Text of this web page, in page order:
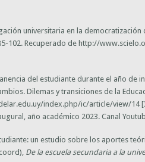
universitaria en la
102. Recuperado de http://
del estudiante durante el año de
Dilemas y transiciones de la
index.php/ic/article/view/14
año académico 2023. Canal
un estudio sobre los aportes
De la escuela secundaria a la